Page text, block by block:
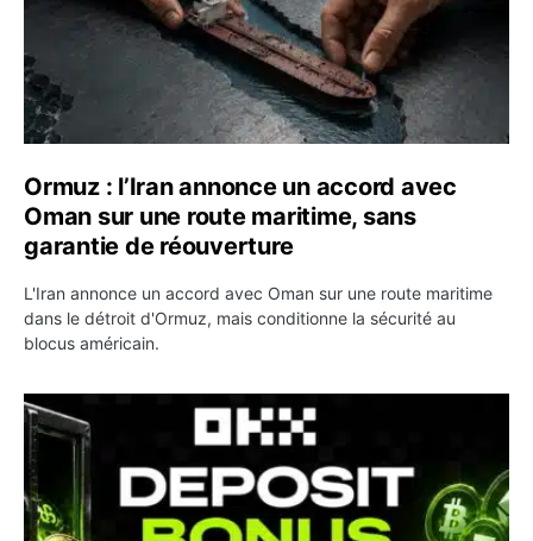
Ormuz : l’Iran annonce un accord avec
Oman sur une route maritime, sans
garantie de réouverture
L'Iran annonce un accord avec Oman sur une route maritime
dans le détroit d'Ormuz, mais conditionne la sécurité au
blocus américain.
OKX relance une campagne Deposit Bonus : jusqu’à 5